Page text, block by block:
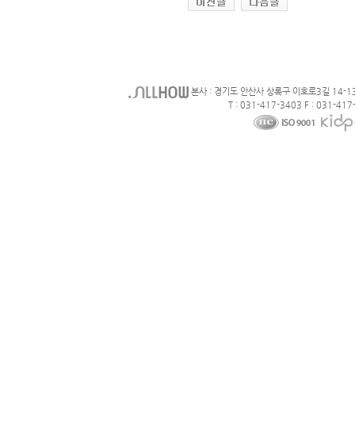
본사 : 경기도 안산사 상록구 이호로3길 14-
T : 031-417-3403 F : 031-